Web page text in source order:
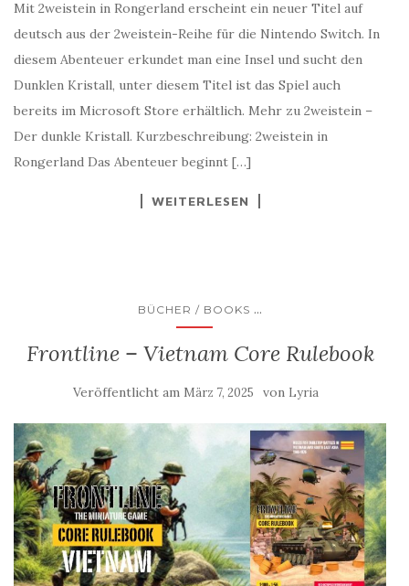
Mit 2weistein in Rongerland erscheint ein neuer Titel auf
deutsch aus der 2weistein-Reihe für die Nintendo Switch. In
diesem Abenteuer erkundet man eine Insel und sucht den
Dunklen Kristall, unter diesem Titel ist das Spiel auch
bereits im Microsoft Store erhältlich. Mehr zu 2weistein –
Der dunkle Kristall. Kurzbeschreibung: 2weistein in
Rongerland Das Abenteuer beginnt […]
WEITERLESEN
BÜCHER / BOOKS ...
Frontline – Vietnam Core Rulebook
Veröffentlicht am März 7, 2025 von Lyria